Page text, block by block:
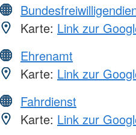
Karte: Link zur
Ehrenamt
Karte: Link zur
Fahrdienst
Karte: Link zur